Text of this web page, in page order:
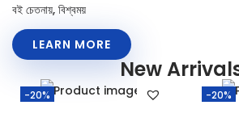
বই চেতনায়, বিশ্বময়
LEARN MORE
New
-20% -20%